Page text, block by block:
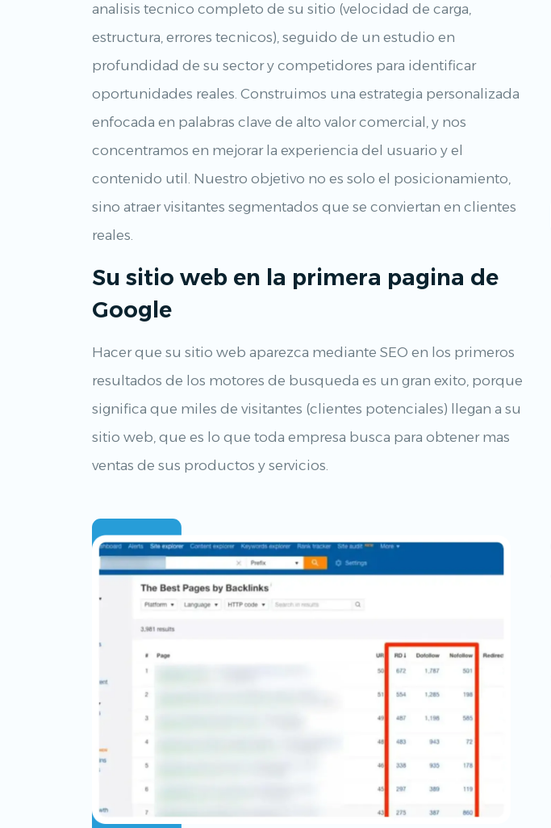
analisis tecnico completo de su sitio (velocidad de carga,
estructura, errores tecnicos), seguido de un estudio en
profundidad de su sector y competidores para identificar
oportunidades reales. Construimos una estrategia personalizada
enfocada en palabras clave de alto valor comercial, y nos
concentramos en mejorar la experiencia del usuario y el
contenido util. Nuestro objetivo no es solo el posicionamiento,
sino atraer visitantes segmentados que se conviertan en clientes
reales.
Su sitio web en la primera pagina de
Google
Hacer que su sitio web aparezca mediante SEO en los primeros
resultados de los motores de busqueda es un gran exito, porque
significa que miles de visitantes (clientes potenciales) llegan a su
sitio web, que es lo que toda empresa busca para obtener mas
ventas de sus productos y servicios.